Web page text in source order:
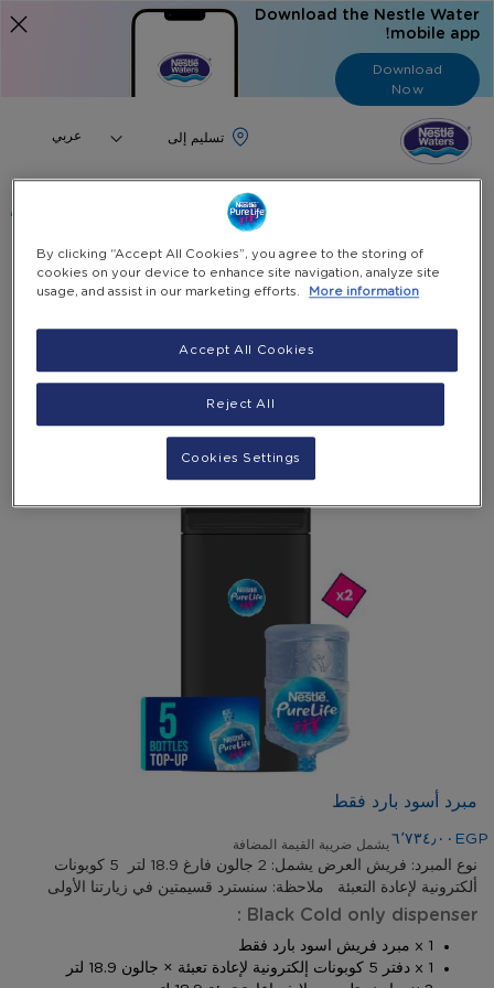
Download the Nestle Water
mobile app!
Download
Now
Language
عربي
الرئيسية منتجاتنا وخدماتنا مبرد أسود بارد فقط
Skip
the
to
the
of
the
images
gallery
مبرد أسود بارد فقط
٦٬٧٣٤٫٠٠EGPيشمل ضريبة القيمة المضافة
نوع المبرد: فريش العرض يشمل: 2 جالون فارغ 18.9 لتر 5 كوبونات
ألكترونية لإعادة التعبئة ملاحظة: سنسترد قسيمتين في زيارتنا الأولى
Black Cold only dispenser :
1 x مبرد فريش اسود بارد فقط
1 x دفتر 5 كوبونات إلكترونية لإعادة تعبئة × جالون 18.9 لتر
By clicking “Accept All Cookies”, you agree to the storing of
cookies on your device to enhance site navigation, analyze site
usage, and assist in our marketing efforts.
More information
Reject All
Accept All Cookies
Cookies Settings